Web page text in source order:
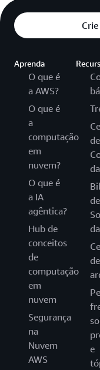
Aprenda
O que é
a AWS?
O que é
a
computação
em
nuvem?
O que é
a IA
agêntica?
Hub de
conceitos
de
computação
em
nuvem
Segurança
na
Nuvem
AWS
de
de
de
e